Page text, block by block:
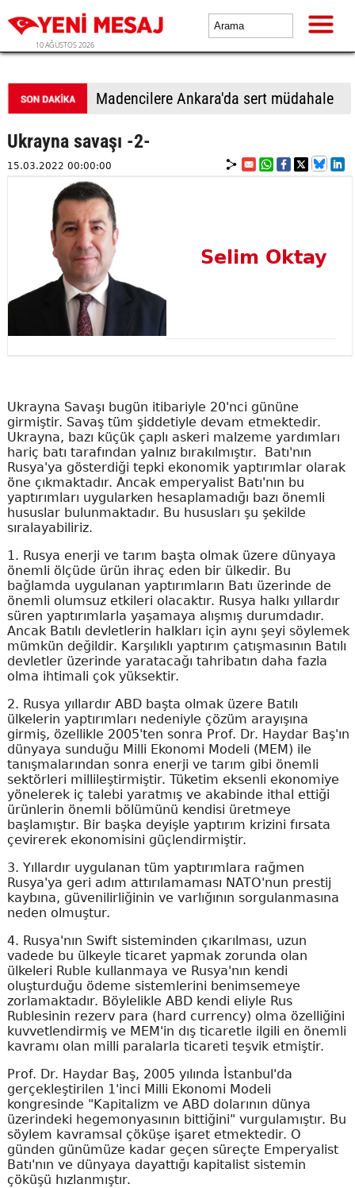
10 AĞUSTOS 2026
Madencilere Ankara'da sert müdahale
Ukrayna savaşı -2-
15.03.2022 00:00:00
Selim Oktay
Ukrayna Savaşı bugün itibariyle 20'nci gününe
girmiştir. Savaş tüm şiddetiyle devam etmektedir.
Ukrayna, bazı küçük çaplı askeri malzeme yardımları
hariç batı tarafından yalnız bırakılmıştır. Batı'nın
Rusya'ya gösterdiği tepki ekonomik yaptırımlar olarak
öne çıkmaktadır. Ancak emperyalist Batı'nın bu
yaptırımları uygularken hesaplamadığı bazı önemli
hususlar bulunmaktadır. Bu hususları şu şekilde
sıralayabiliriz.
1. Rusya enerji ve tarım başta olmak üzere dünyaya
önemli ölçüde ürün ihraç eden bir ülkedir. Bu
bağlamda uygulanan yaptırımların Batı üzerinde de
önemli olumsuz etkileri olacaktır. Rusya halkı yıllardır
süren yaptırımlarla yaşamaya alışmış durumdadır.
Ancak Batılı devletlerin halkları için aynı şeyi söylemek
mümkün değildir. Karşılıklı yaptırım çatışmasının Batılı
devletler üzerinde yaratacağı tahribatın daha fazla
olma ihtimali çok yüksektir.
2. Rusya yıllardır ABD başta olmak üzere Batılı
ülkelerin yaptırımları nedeniyle çözüm arayışına
girmiş, özellikle 2005'ten sonra Prof. Dr. Haydar Baş'ın
dünyaya sunduğu Milli Ekonomi Modeli (MEM) ile
tanışmalarından sonra enerji ve tarım gibi önemli
sektörleri millileştirmiştir. Tüketim eksenli ekonomiye
yönelerek iç talebi yaratmış ve akabinde ithal ettiği
ürünlerin önemli bölümünü kendisi üretmeye
başlamıştır. Bir başka deyişle yaptırım krizini fırsata
çevirerek ekonomisini güçlendirmiştir.
3. Yıllardır uygulanan tüm yaptırımlara rağmen
Rusya'ya geri adım attırılamaması NATO'nun prestij
kaybına, güvenilirliğinin ve varlığının sorgulanmasına
neden olmuştur.
4. Rusya'nın Swift sisteminden çıkarılması, uzun
vadede bu ülkeyle ticaret yapmak zorunda olan
ülkeleri Ruble kullanmaya ve Rusya'nın kendi
oluşturduğu ödeme sistemlerini benimsemeye
zorlamaktadır. Böylelikle ABD kendi eliyle Rus
Rublesinin rezerv para (hard currency) olma özelliğini
kuvvetlendirmiş ve MEM'in dış ticaretle ilgili en önemli
kavramı olan milli paralarla ticareti teşvik etmiştir.
Prof. Dr. Haydar Baş, 2005 yılında İstanbul'da
gerçekleştirilen 1'inci Milli Ekonomi Modeli
kongresinde "Kapitalizm ve ABD dolarının dünya
üzerindeki hegemonyasının bittiğini" vurgulamıştır. Bu
söylem kavramsal çöküşe işaret etmektedir. O
günden günümüze kadar geçen süreçte Emperyalist
Batı'nın ve dünyaya dayattığı kapitalist sistemin
çöküşü hızlanmıştır.